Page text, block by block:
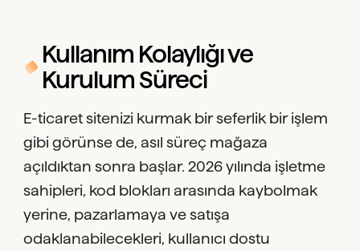
Kullanım Kolaylığı ve
Kurulum Süreci
E-ticaret sitenizi kurmak bir seferlik bir işlem
gibi görünse de, asıl süreç mağaza
açıldıktan sonra başlar. 2026 yılında işletme
sahipleri, kod blokları arasında kaybolmak
yerine, pazarlamaya ve satışa
odaklanabilecekleri, kullanıcı dostu